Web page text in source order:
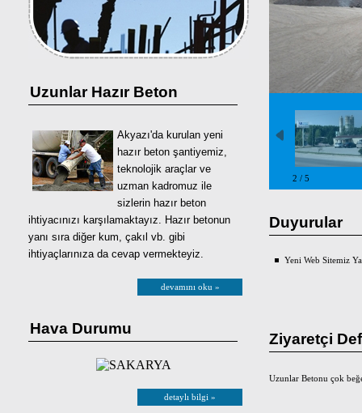
Uzunlar Hazır Beton
Akyazı'da kurulan yeni
hazır beton şantiyemiz,
teknolojik araçlar ve
uzman kadromuz ile
sizlerin hazır beton
ihtiyacınızı karşılamaktayız. Hazır betonun
yanı sıra diğer kum, çakıl vb. gibi
ihtiyaçlarınıza da cevap vermekteyiz.
devamını oku »
Hava Durumu
detaylı bilgi »
2 / 5
Duyurular
Yeni Web Sitemiz
Ziyaretçi
Uzunlar Betonu çok